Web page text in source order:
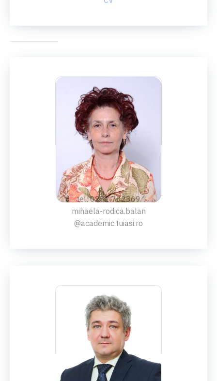
CONF.DR.ING.
Rodica Mihaela Bălan
tel: 0232 702369
mihaela-rodica.balan
@academic.tuiasi.ro
CONF. DR.ING.